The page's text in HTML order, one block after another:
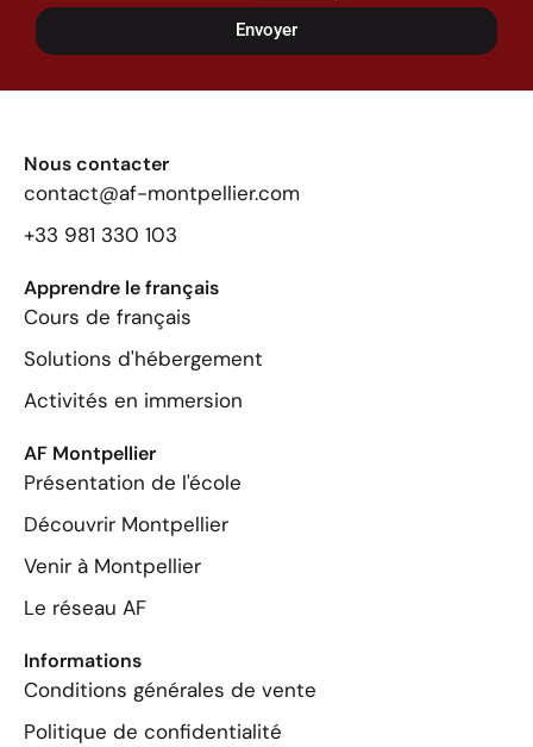
Envoyer
Nous contacter
contact@af-montpellier.com
+33 981 330 103
Apprendre le français
Cours de français
Solutions d'hébergement
Activités en immersion
AF Montpellier
Présentation de l'école
Découvrir Montpellier
Venir à Montpellier
Le réseau AF
Informations
Conditions générales de vente
Politique de confidentialité